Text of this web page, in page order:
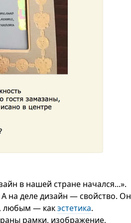
в нашей стране начался...».
на деле дизайн — свойство. Он
любым — какэстетика.
рамки, изображение,